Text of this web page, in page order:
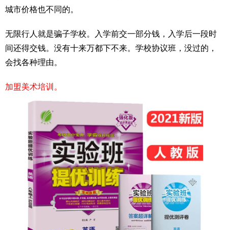
城市价格也不同的。
无限行人就是骗子学校。入学前交一部分钱，入学后一段时
间还得交钱。没有十来万都下不来。学校协议班，没过的，
会找各种理由。
加盟美术培训。